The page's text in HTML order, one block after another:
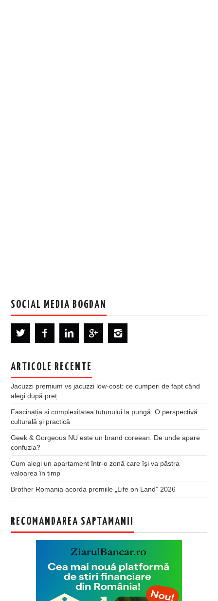
SOCIAL MEDIA BOGDAN
ARTICOLE RECENTE
Jacuzzi premium vs jacuzzi low-cost: ce cumperi de fapt când
alegi după preț
Fascinația și complexitatea tutunului la pungă: O perspectivă
culturală și practică
Geek & Gorgeous NU este un brand coreean. De unde apare
confuzia?
Cum alegi un apartament într-o zonă care își va păstra
valoarea în timp
Brother Romania acorda premiile „Life on Land” 2026
RECOMANDAREA SAPTAMANII